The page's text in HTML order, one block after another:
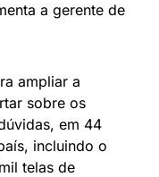
a gerente de
ampliar a
sobre os
em 44
incluindo o
telas de